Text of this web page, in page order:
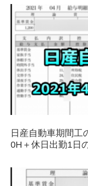
日産自動車期間工
0H＋休日出勤1日